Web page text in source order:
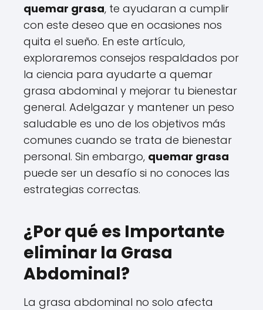
quemar grasa, te ayudaran a cumplir
con este deseo que en ocasiones nos
quita el sueño. En este artículo,
exploraremos consejos respaldados por
la ciencia para ayudarte a quemar
grasa abdominal y mejorar tu bienestar
general. Adelgazar y mantener un peso
saludable es uno de los objetivos más
comunes cuando se trata de bienestar
personal. Sin embargo, quemar grasa
puede ser un desafío si no conoces las
estrategias correctas.
¿Por qué es Importante
eliminar la Grasa
Abdominal?
La grasa abdominal no solo afecta